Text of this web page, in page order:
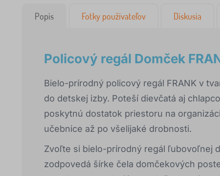
Popis Fotky používateľov Diskusia
Policový regál Domček
Bielo-prírodný policový regál FRANK v
do detskej izby. Poteší dievčatá aj
poskytnú dostatok priestoru na
učebnice až po všelijaké drobnosti.
Zvoľte si bielo-prírodný regál ľubovoľnej
zodpovedá šírke čela domčekových